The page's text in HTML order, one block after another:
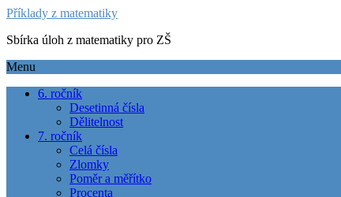
Příklady z matematiky
Sbírka úloh z matematiky pro ZŠ
Menu
6. ročník
Desetinná čísla
Dělitelnost
7. ročník
Celá čísla
Zlomky
Poměr a měřítko
Procenta